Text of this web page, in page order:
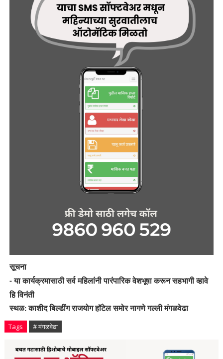
सूचना
-या कार्यक्रमासाठी सर्व महिलांनी पारंपारिक वेशभूषा करून सहभागी व्हावे
हि विनंती
स्थळ:काशीद बिल्डींग राजयोग हॉटेल समोर नागणे गल्ली मंगळवेढा
Tags # मंगळवेढा